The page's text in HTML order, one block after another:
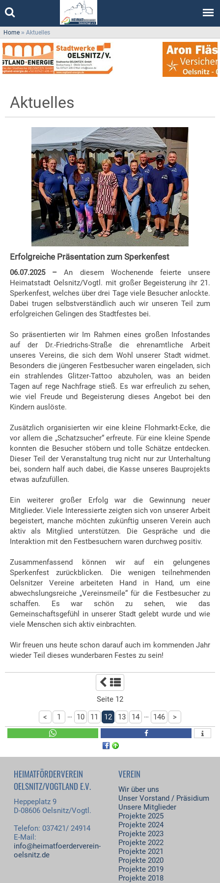
Home » Aktuelles
Aktuelles
Erfolgreiche Präsentation zum Sperkenfest
06.07.2025 – An diesem Wochenende feierte unsere
Heimatstadt Oelsnitz/Vogtl. mit großer Begeisterung ihr 21.
Sperkenfest, welches über drei Tage viele Besucher anlockte.
Dabei trugen selbstverständlich auch wir unseren Teil zum
erfolgreichen Gelingen des Stadtfestes bei.
So präsentierten wir Im Rahmen eines großen Infostandes
auf der Dr.-Friedrichs-Straße die ehrenamtliche Arbeit
unseres Vereins, die sich dem Wohl unserer Stadt widmet.
Besonders die jüngeren Festbesucher waren eingeladen, sich
ein strahlendes Glitzer-Tattoo abzuholen, was an beiden
Tagen auf rege Nachfrage stieß. Es war erfreulich zu sehen,
wie viel Freude und Begeisterung dieses Angebot bei den
Kindern auslöste.
Zusätzlich organisierten wir eine kleine Flohmarkt-Ecke, die
vor allem die „Schatzsucher“ erfreute. Für eine kleine Spende
konnten die Besucher stöbern und tolle Schätze entdecken.
Dieser Teil der Veranstaltung trug nicht nur zur Unterhaltung
bei, sondern half auch dabei, die Kasse unseres Bauprojekts
etwas aufzufüllen.
Ein weiterer großer Erfolg war die Gewinnung neuer
Mitglieder. Viele Interessierte zeigten sich von unserer Arbeit
begeistert, manche möchten zukünftig unseren Verein auch
aktiv als Mitglied unterstützen. Die Gespräche und die
Interaktion mit den Festbesuchern waren durchweg positiv.
Zusammenfassend können wir auf ein gelungenes
Sperkenfest zurückblicken. Die wenigen teilnehmenden
Oelsnitzer Vereine arbeiteten Hand in Hand, um eine
abwechslungsreiche „Vereinsmeile“ für die Festbesucher zu
schaffen. Es war schön zu sehen, wie das
Gemeinschaftsgefühl in unserer Stadt gelebt wurde und wie
viele Menschen sich aktiv einbrachten.
Wir freuen uns heute schon darauf auch im kommenden Jahr
wieder Teil dieses wunderbaren Festes zu sein!
Seite 12
<
1 … 10 11 12 13 14 … 146 >
HEIMATFÖRDERVEREIN
OELSNITZ/VOGTLAND E.V.
Heppeplatz 9
D-08606 Oelsnitz/Vogtl.
Telefon: 037421/ 24914
E-Mail:
info@heimatfoerderverein-
oelsnitz.de
VEREIN
Wir über uns
Unser Vorstand / Präsidium
Unsere Mitglieder
Projekte 2025
Projekte 2024
Projekte 2023
Projekte 2022
Projekte 2021
Projekte 2020
Projekte 2019
Projekte 2018